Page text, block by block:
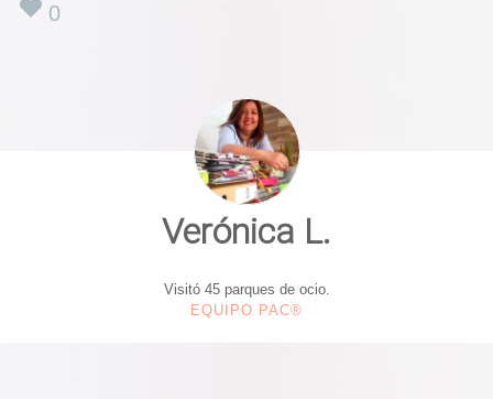
0
Verónica L.
Visitó 45 parques de ocio.
EQUIPO PAC®